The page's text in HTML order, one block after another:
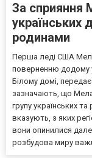
За сприяння
українських
родинами
Перша леді США
поверненню додому
Білому домі,
зазначають, що
групу українських
вказують, з яких
вони опинилися
розбудова миру